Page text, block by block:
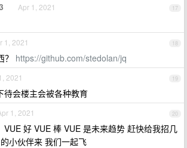
17
Apr 1, 2021
18
1, 2021
https://github.com/stedolan/jq
19
2021
待会楼主会被各种教育
20
1, 2021
VUE 好 VUE 棒 VUE 是未来趋势 赶快给我招几
小伙伴来 我们一起飞